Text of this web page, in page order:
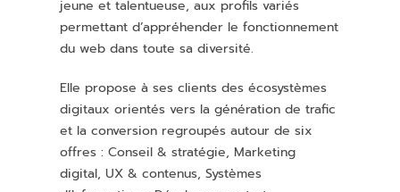
jeune et talentueuse, aux profils variés
permettant d’appréhender le fonctionnement
du web dans toute sa diversité.
Elle propose à ses clients des écosystèmes
digitaux orientés vers la génération de trafic
et la conversion regroupés autour de six
offres : Conseil & stratégie, Marketing
digital, UX & contenus, Systèmes